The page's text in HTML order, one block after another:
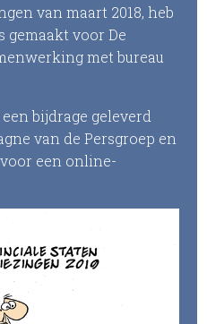
van maart 2018, heb
gemaakt voor De
met bureau
bijdrage geleverd
van de Persgroep en
een online-